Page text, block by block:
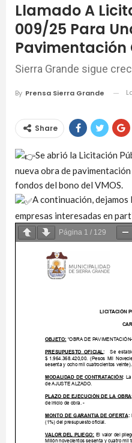
Llamado A
009/25 Para
Pavimentación
Sierra Grande sigue
By Prensa Sierra Grande
Share
Se abrió la Licitación
nueva obra de
fondos del bono del VMOS.
A continuación,
empresas interesadas en
Página 1 / 129